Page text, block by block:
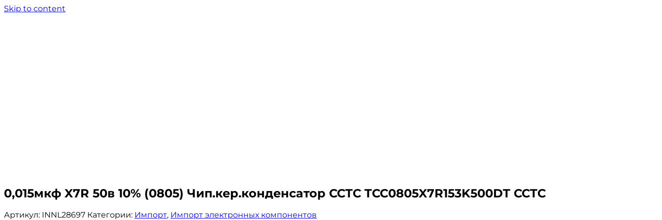
Skip to content
0,015мкф X7R 50в 10% (0805) Чип.кер.конденсатор CCTC TCC0805X7R153K500DT CCTC
Артикул: INNL28697 Категории: Импорт, Импорт электронных компонентов